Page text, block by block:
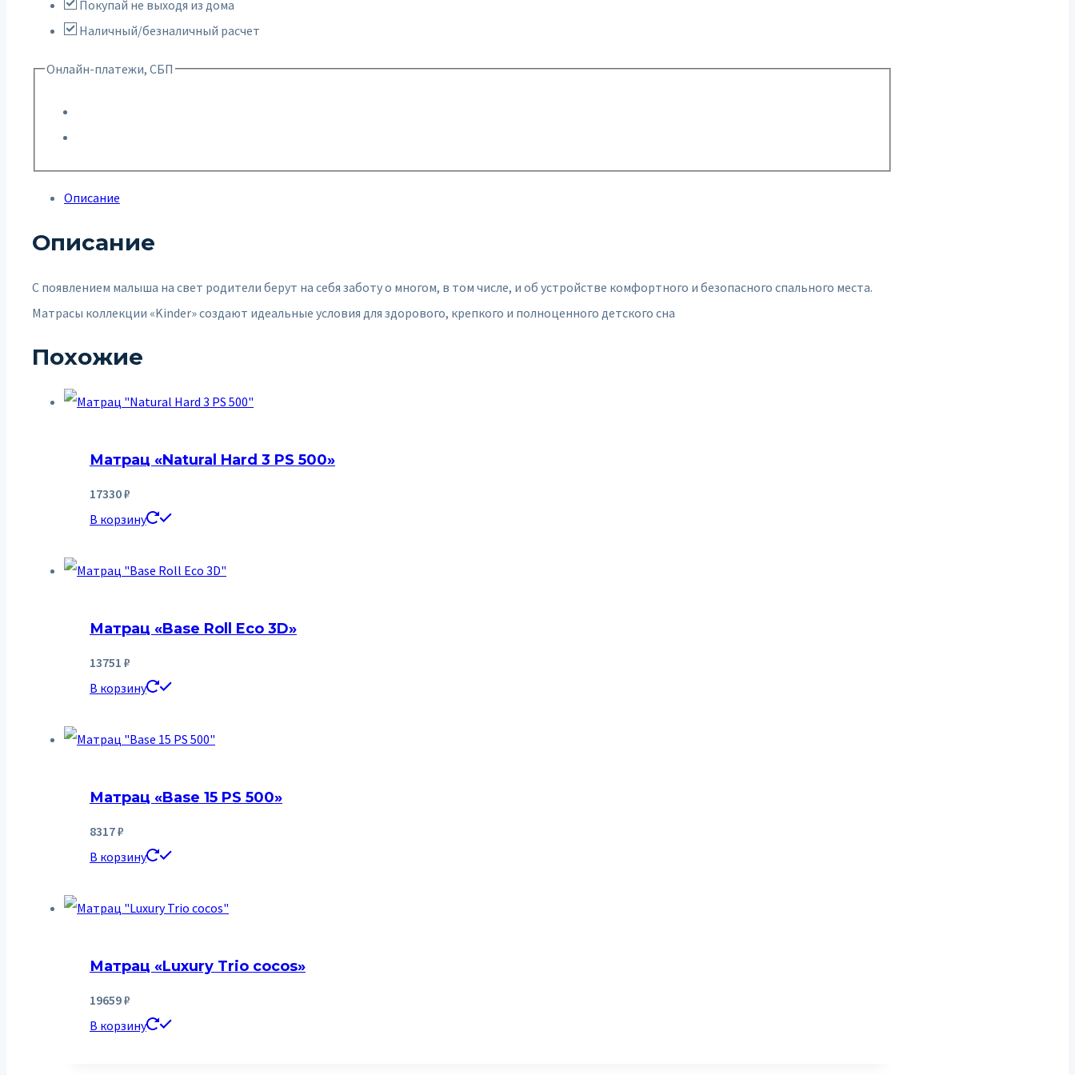
Покупай не выходя из дома
Наличный/безналичный расчет
Онлайн-платежи, СБП
Описание
Описание
С появлением малыша на свет родители берут на себя заботу о многом, в том числе, и об устройстве комфортного и безопасного спального места.
Матрасы коллекции «Kinder» создают идеальные условия для здорового, крепкого и полноценного детского сна
Похожие
Матрац «Natural Hard 3 PS 500»
17330₽
В корзину
Матрац «Base Roll Eco 3D»
13751 ₽
В корзину
Матрац «Base 15 PS 500»
8317₽
В корзину
Матрац «Luxury Trio cocos»
19659₽
В корзину